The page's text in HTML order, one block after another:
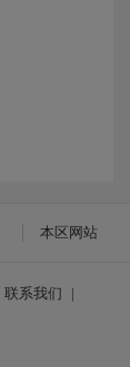
本区网站
联系我们
|